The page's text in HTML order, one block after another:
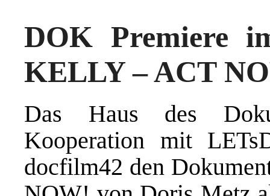
DOK Premiere
KELLY – ACT
Das Haus des
Kooperation mit
docfilm42 den